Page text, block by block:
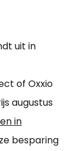
uit in
of Oxxio
augustus
in
besparing